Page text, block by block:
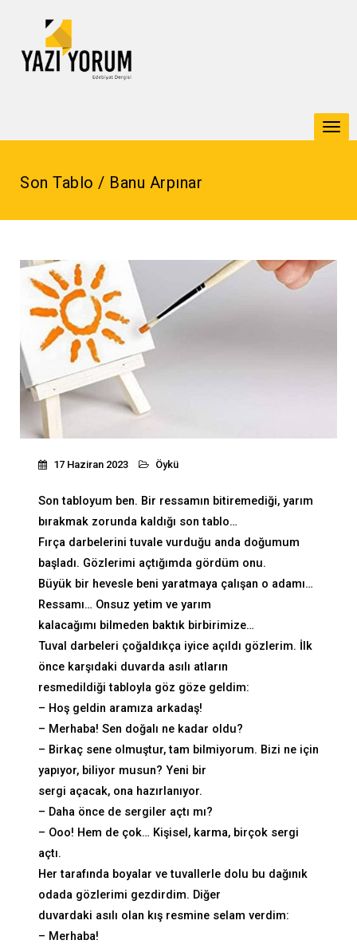
Son Tablo / Banu Arpınar
17 Haziran 2023 Öykü
Son tabloyum ben. Bir ressamın bitiremediği, yarım
bırakmak zorunda kaldığı son tablo…
Fırça darbelerini tuvale vurduğu anda doğumum
başladı. Gözlerimi açtığımda gördüm onu.
Büyük bir hevesle beni yaratmaya çalışan o adamı…
Ressamı… Onsuz yetim ve yarım
kalacağımı bilmeden baktık birbirimize…
Tuval darbeleri çoğaldıkça iyice açıldı gözlerim. İlk
önce karşıdaki duvarda asılı atların
resmedildiği tabloyla göz göze geldim:
– Hoş geldin aramıza arkadaş!
– Merhaba! Sen doğalı ne kadar oldu?
– Birkaç sene olmuştur, tam bilmiyorum. Bizi ne için
yapıyor, biliyor musun? Yeni bir
sergi açacak, ona hazırlanıyor.
– Daha önce de sergiler açtı mı?
– Ooo! Hem de çok… Kişisel, karma, birçok sergi
açtı.
Her tarafında boyalar ve tuvallerle dolu bu dağınık
odada gözlerimi gezdirdim. Diğer
duvardaki asılı olan kış resmine selam verdim:
– Merhaba!